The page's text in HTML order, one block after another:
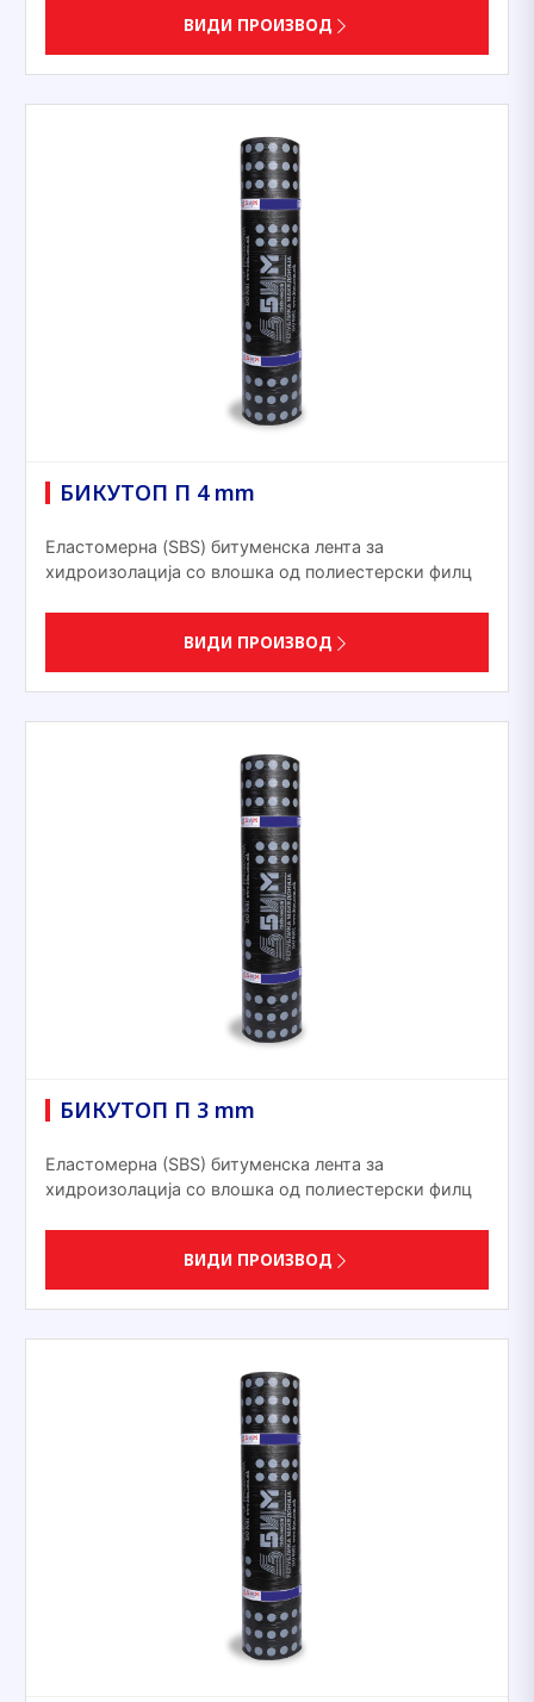
ВИДИ ПРОИЗВОД
БИКУТОП П 4 mm
Еластомерна (SBS) битуменска лента за
хидроизолација со влошка од полиестерски филц
ВИДИ ПРОИЗВОД
БИКУТОП П 3 mm
Еластомерна (ЅВЅ) битуменска лента за
хидроизолација со влошка од полиестерски филц
ВИДИ ПРОИЗВОД